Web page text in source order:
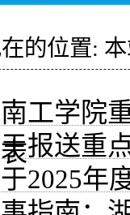
的位置:
工学院
报送重
2025年